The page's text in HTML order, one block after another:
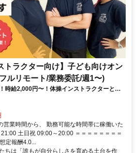
トラクター向け】子ども向けオン
ルリモート/業務委託/週1〜)
時給2,000円〜！体操インストラクターとし
ながら、スキマ時間で子どもを支援できるお
営業時間から、 勤務可能な時間帯に稼働いた
土日祝 09:00～20:00 ＝＝＝＝＝＝＝＝
定報酬4.0...
ちは「誰もが自分らしさを育める土台を作